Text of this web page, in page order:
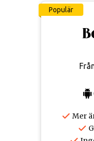
Populär
Mer